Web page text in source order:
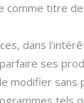
comme titre
dans
ses
modifier sans